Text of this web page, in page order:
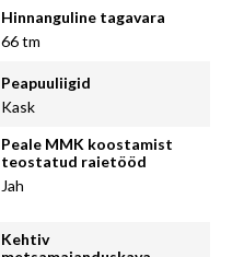
Hinnanguline tagavara
66 tm
Peapuuliigid
Kask
Peale MMK koostamist
teostatud raietööd
Jah
Kehtiv